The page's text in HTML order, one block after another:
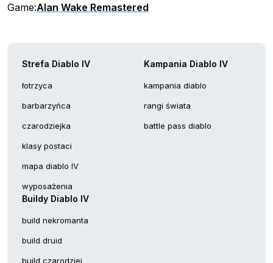
Game:Alan Wake Remastered
Strefa Diablo IV
łotrzyca
barbarzyńca
czarodziejka
klasy postaci
mapa diablo IV
wyposażenia
Kampania Diablo IV
kampania diablo
rangi świata
battle pass diablo
Buildy Diablo IV
build nekromanta
build druid
build czarodziej